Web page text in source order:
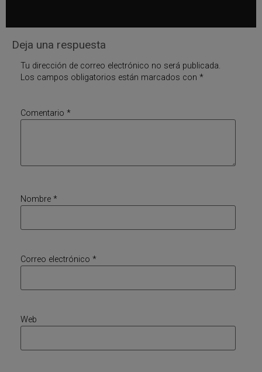
Deja una respuesta
Tu dirección de correo electrónico no será publicada.
Los campos obligatorios están marcados con *
Comentario *
Nombre *
Correo electrónico *
Web